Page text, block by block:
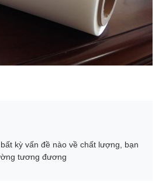
kỳ vấn đề nào về chất lượng, bạn
tương đương